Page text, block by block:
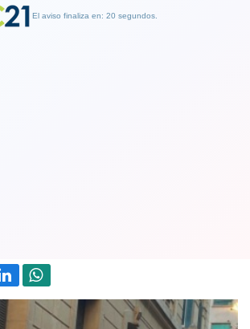
El aviso finaliza en: 19 segundos.